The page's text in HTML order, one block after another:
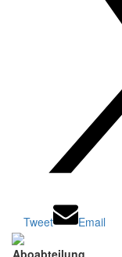
Tweet Email